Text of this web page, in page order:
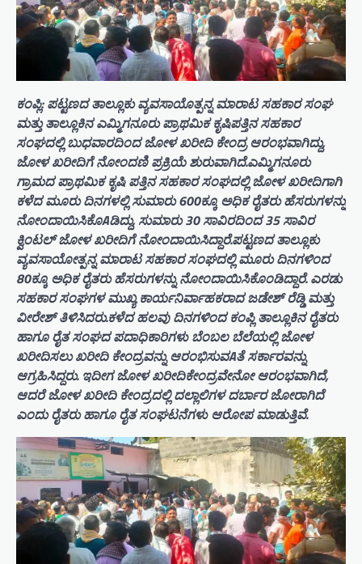
ಕಂಪ್ಲಿ: ಪಟ್ಟಣದ ತಾಲ್ಲೂಕು ವ್ಯವಸಾಯೊತ್ಪನ್ನ ಮಾರಾಟ ಸಹಕಾರ ಸಂಘ
ಮತ್ತು ತಾಲ್ಲೂಕಿನ ಎಮ್ಮಿಗನೂರು ಪ್ರಾಥಮಿಕ ಕೃಷಿಪತ್ತಿನ ಸಹಕಾರ
ಸಂಘದಲ್ಲಿ ಬುಧವಾರದಿಂದ ಜೋಳ ಖರೀದಿ ಕೇಂದ್ರ ಆರಂಭವಾಗಿದ್ದು,
ಜೋಳ ಖರೀದಿಗೆ ನೋಂದಣಿ ಪ್ರಕ್ರಿಯೆ ಶುರುವಾಗಿದೆ.ಎಮ್ಮಿಗನೂರು
ಗ್ರಾಮದ ಪ್ರಾಥಮಿಕ ಕೃಷಿ ಪತ್ತಿನ ಸಹಕಾರ ಸಂಘದಲ್ಲಿ ಜೋಳ ಖರೀದಿಗಾಗಿ
ಕಳೆದ ಮೂರು ದಿನಗಳಲ್ಲಿ ಸುಮಾರು 600ಕ್ಕೂ ಅಧಿಕ ರೈತರು ಹೆಸರುಗಳನ್ನು
ನೋಂದಾಯಿಸಿಕೊAಡಿದ್ದು, ಸುಮಾರು 30 ಸಾವಿರದಿಂದ 35 ಸಾವಿರ
ಕ್ವಿಂಟಲ್ ಜೋಳ ಖರೀದಿಗೆ ನೋಂದಾಯಿಸಿದ್ದಾರೆ.ಪಟ್ಟಣದ ತಾಲ್ಲೂಕು
ವ್ಯವಸಾಯೋತ್ಪನ್ನ ಮಾರಾಟ ಸಹಕಾರ ಸಂಘದಲ್ಲಿ ಮೂರು ದಿನಗಳಿಂದ
80ಕ್ಕೂ ಅಧಿಕ ರೈತರು ಹೆಸರುಗಳನ್ನು ನೋಂದಾಯಿಸಿಕೊಂಡಿದ್ದಾರೆ. ಎರಡು
ಸಹಕಾರ ಸಂಘಗಳ ಮುಖ್ಯ ಕಾರ್ಯನಿರ್ವಾಹಕರಾದ ಜಡೇಶ್ ರೆಡ್ಡಿ ಮತ್ತು
ವೀರೇಶ್ ತಿಳಿಸಿದರು.ಕಳೆದ ಹಲವು ದಿನಗಳಿಂದ ಕಂಪ್ಲಿ ತಾಲ್ಲೂಕಿನ ರೈತರು
ಹಾಗೂ ರೈತ ಸಂಘದ ಪದಾಧಿಕಾರಿಗಳು ಬೆಂಬಲ ಬೆಲೆಯಲ್ಲಿ ಜೋಳ
ಖರೀದಿಸಲು ಖರೀದಿ ಕೇಂದ್ರವನ್ನು ಆರಂಭಿಸುವAತೆ ಸರ್ಕಾರವನ್ನು
ಆಗ್ರಹಿಸಿದ್ದರು. ಇದೀಗ ಜೋಳ ಖರೀದಿಕೇಂದ್ರವೇನೋ ಆರಂಭವಾಗಿದೆ,
ಆದರೆ ಜೋಳ ಖರೀದಿ ಕೇಂದ್ರದಲ್ಲಿ ದಲ್ಲಾಲಿಗಳ ದರ್ಬಾರ ಜೋರಾಗಿದೆ
ಎಂದು ರೈತರು ಹಾಗೂ ರೈತ ಸಂಘಟನೆಗಳು ಆರೋಪ ಮಾಡುತ್ತಿವೆ.